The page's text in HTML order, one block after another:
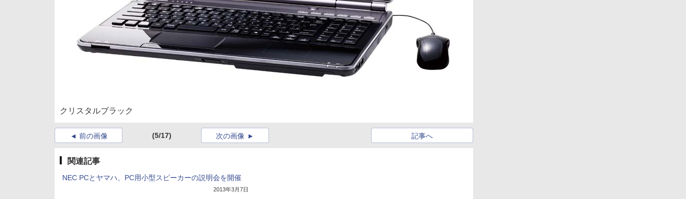
クリスタルブラック
前の画像 (5/17) 記事へ
次の画像
関連記事
NEC PCとヤマハ、PC用小型スピーカーの説明会を開催
2013年3月7日